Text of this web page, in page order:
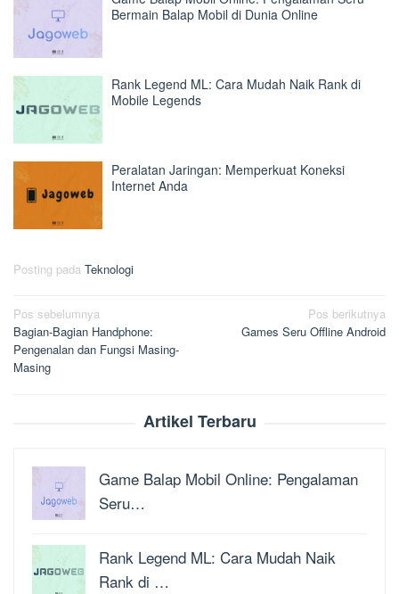
Bermain Balap Mobil di Dunia Online
Rank Legend ML: Cara Mudah Naik Rank di
Mobile Legends
Peralatan Jaringan: Memperkuat Koneksi
Internet Anda
Posting pada Teknologi
Navigasi
pos
Pos sebelumnya
Bagian-Bagian Handphone:
Pengenalan dan Fungsi Masing-
Masing
Pos berikutnya
Games Seru Offline Android
Artikel Terbaru
Game Balap Mobil Online: Pengalaman
Seru…
Rank Legend ML: Cara Mudah Naik
Rank di …